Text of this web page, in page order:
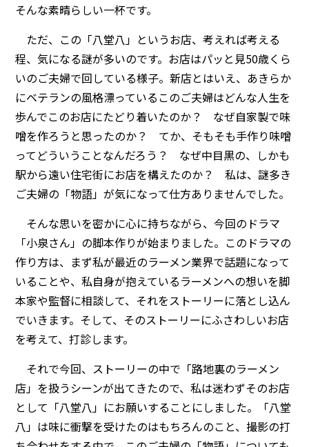
そんな素晴らしい一杯です。
ただ、この「八堂八」というお店、考えれば考える
程、気になる謎が多いのです。お店はパッと見50歳くら
いのご夫婦で回している様子。新店とはいえ、あきらか
にベテランの風格漂っているこのご夫婦はどんな人生を
歩んでこのお店にたどり着いたのか？ なぜ自家製で味
噌を作ろうと思ったのか？ てか、そもそも手作り味噌
ってどういうことなんだろう？ なぜ中目黒の、しかも
駅から遠い住宅街にお店を構えたのか？ 私は、謎多き
ご夫婦の「物語」が気になって仕方ありませんでした。
そんな思いを密かに心に持ちながら、今回のドラマ
「小泉さん」の脚本作りが始まりました。このドラマの
作り方は、まず私が最近のラーメン業界で話題になって
いることや、私自身が抱えているラーメンへの想いを脚
本家や監督に相談して、それをストーリーに落とし込ん
でいきます。そして、そのストーリーにふさわしいお店
を考えて、打診します。
それで今回、ストーリーの中で「路地裏のラーメン
店」を扱うシーンが出てきたので、私は迷わずそのお店
として「八堂八」にお願いすることにしました。「八堂
八」は味に衝撃を受けたのはもちろんのこと、撮影の打